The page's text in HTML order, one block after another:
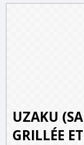
UZAKU
GRILLÉE